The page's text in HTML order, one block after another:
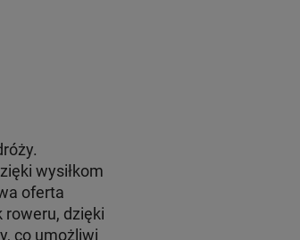
wysiłkom
oferta
roweru, dzięki
co umożliwi